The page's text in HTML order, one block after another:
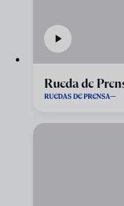
Rueda de
RUEDAS DE PRENSA